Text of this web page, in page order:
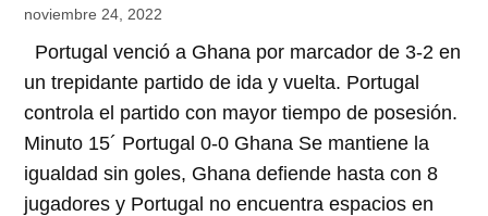
noviembre 24, 2022
Portugal venció a Ghana por marcador de 3-2 en
un trepidante partido de ida y vuelta. Portugal
controla el partido con mayor tiempo de posesión.
Minuto 15´ Portugal 0-0 Ghana Se mantiene la
igualdad sin goles, Ghana defiende hasta con 8
jugadores y Portugal no encuentra espacios en